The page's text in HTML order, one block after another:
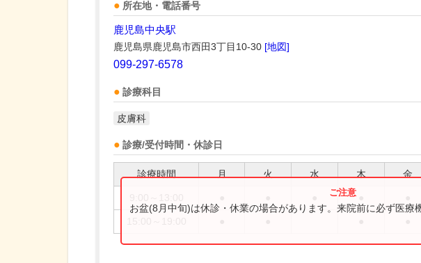
所在地・電話番号
鹿児島中央駅
鹿児島県鹿児島市西田3丁目10-30 [地図]
099-297-6578
診療科目
皮膚科
診療/受付時間・休診日
診療時間 月 火 水 木 金
お盆(8月中旬)は休診・休業の場合があります。来院前に必ず医療